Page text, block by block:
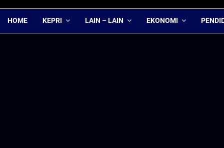
HOME KEPRI LAIN – LAIN EKONOMI